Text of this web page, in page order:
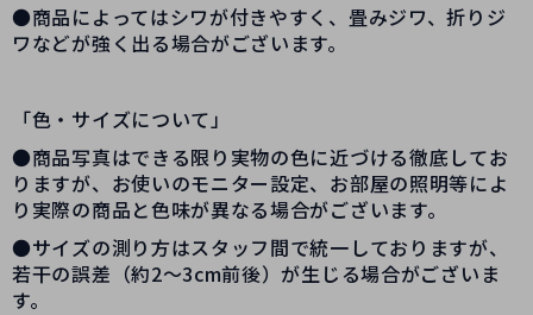
●商品によってはシワが付きやすく、畳みジワ、折りジ
ワなどが強く出る場合がございます。
「色・サイズについて」
●商品写真はできる限り実物の色に近づける徹底してお
りますが、お使いのモニター設定、お部屋の照明等によ
り実際の商品と色味が異なる場合がございます。
●サイズの測り方はスタッフ間で統一しておりますが、
若干の誤差（約2～3cm前後）が生じる場合がございま
す。